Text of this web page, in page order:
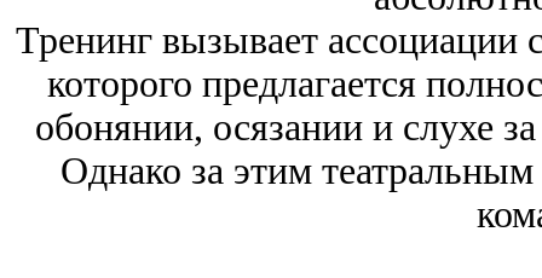
Тренинг вызывает ассоциации
которого предлагается
обонянии, осязании и слухе
Однако за этим